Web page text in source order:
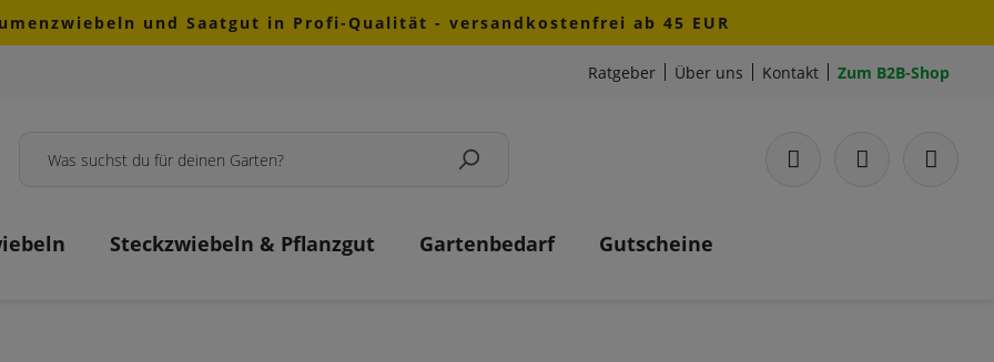
und Saatgut in Profi-Qualität - versandkostenfrei ab 45 EUR
Ratgeber Über uns Kontakt Zum B2B-Shop
Steckzwiebeln & Pflanzgut Gartenbedarf Gutscheine